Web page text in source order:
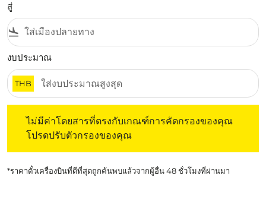
สู่
flight_land
งบประมาณ
THB
ไม่มีค่าโดยสารที่ตรงกับเกณฑ์การคัดกรองของคุณ
โปรดปรับตัวกรองของคุณ
*ราคาตั๋วเครื่องบินที่ดีที่สุดถูกค้นพบแล้วจากผู้อื่น 48 ชั่วโมงที่ผ่านมา